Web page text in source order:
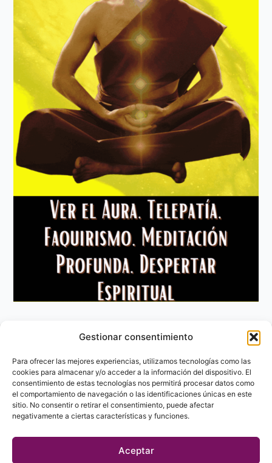
Gestionar consentimiento
Para ofrecer las mejores experiencias, utilizamos tecnologías como las
cookies para almacenar y/o acceder a la información del dispositivo. El
consentimiento de estas tecnologías nos permitirá procesar datos como
el comportamiento de navegación o las identificaciones únicas en este
sitio. No consentir o retirar el consentimiento, puede afectar
negativamente a ciertas características y funciones.
Aceptar
Aviso Legal
Política de privacidad
Política de Cookies
Contacto